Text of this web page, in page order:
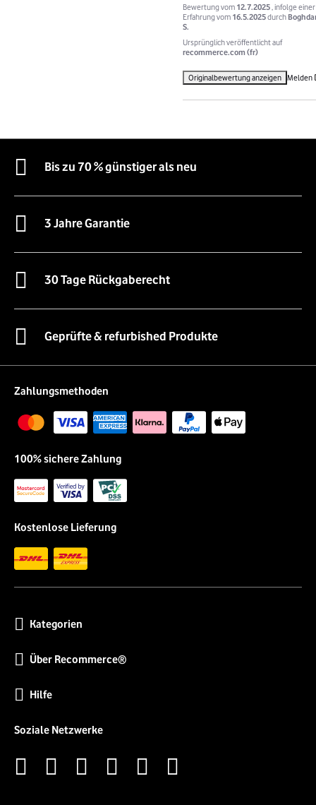
Bewertung vom 12.7.2025 , infolge einer
Erfahrung vom 16.5.2025durch
S.
Ursprünglich veröffentlicht auf
recommerce.com (fr)
Originalbewertung anzeigen Melden
Bis zu 70 % günstiger als neu
3 Jahre Garantie
30 Tage Rückgaberecht
Geprüfte & refurbished Produkte
Zahlungsmethoden
100% sichere Zahlung
Kostenlose Lieferung
Kategorien
Über Recommerce®
Hilfe
Soziale Netzwerke